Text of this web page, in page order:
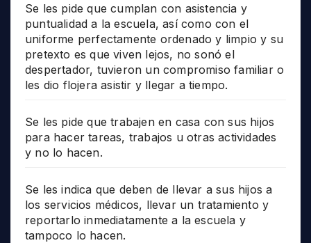
Se les pide que cumplan con asistencia y
puntualidad a la escuela, así como con el
uniforme perfectamente ordenado y limpio y su
pretexto es que viven lejos, no sonó el
despertador, tuvieron un compromiso familiar o
les dio flojera asistir y llegar a tiempo.
Se les pide que trabajen en casa con sus hijos
para hacer tareas, trabajos u otras actividades
y no lo hacen.
Se les indica que deben de llevar a sus hijos a
los servicios médicos, llevar un tratamiento y
reportarlo inmediatamente a la escuela y
tampoco lo hacen.